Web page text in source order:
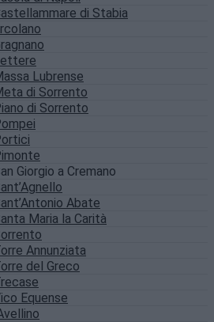
di Stabia
Lubrense
di Sorrento
di Sorrento
Giorgio a Cremano
Abate
Maria la Carità
Annunziata
del Greco
Equense